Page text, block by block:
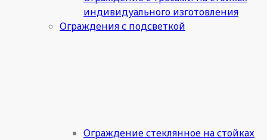
индивидуального изготовления
Ограждения с подсветкой
Ограждение стеклянное на стойках